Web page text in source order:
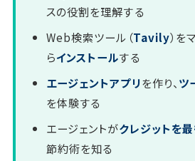
スの役割を理解する
Web検索ツール（Tavily）を
らインストールする
エージェントアプリを作り、 ツ
を体験する
エージェントがクレジットを
節約術を知る